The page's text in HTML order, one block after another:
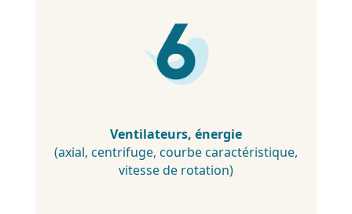
Ventilateurs, énergie
(axial, centrifuge, courbe caractéristique,
vitesse de rotation)